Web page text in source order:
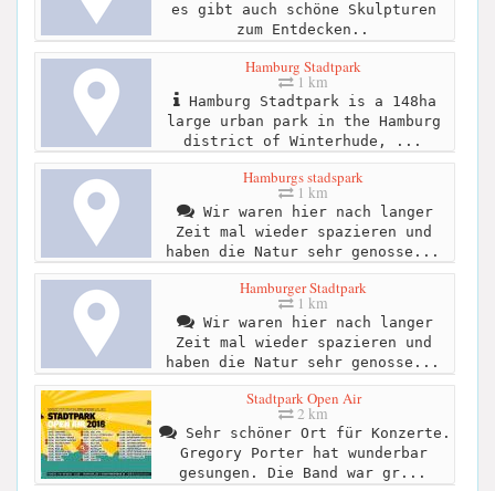
es gibt auch schöne Skulpturen
zum Entdecken..
Hamburg Stadtpark
1 km
Hamburg Stadtpark is a 148ha
large urban park in the Hamburg
district of Winterhude, ...
Hamburgs stadspark
1 km
Wir waren hier nach langer
Zeit mal wieder spazieren und
haben die Natur sehr genosse...
Hamburger Stadtpark
1 km
Wir waren hier nach langer
Zeit mal wieder spazieren und
haben die Natur sehr genosse...
Stadtpark Open Air
2 km
Sehr schöner Ort für Konzerte.
Gregory Porter hat wunderbar
gesungen. Die Band war gr...